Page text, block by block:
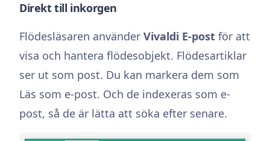
Direkt till inkorgen
Flödesläsaren använder Vivaldi E-post för att
visa och hantera flödesobjekt. Flödesartiklar
ser ut som post. Du kan markera dem som
Läs som e-post. Och de indexeras som e-
post, så de är lätta att söka efter senare.